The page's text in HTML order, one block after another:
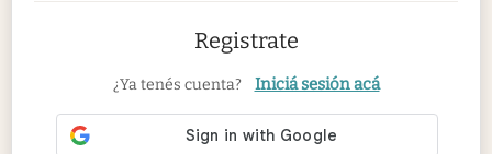
Registrate
¿Ya tenés cuenta? Iniciá sesión acá